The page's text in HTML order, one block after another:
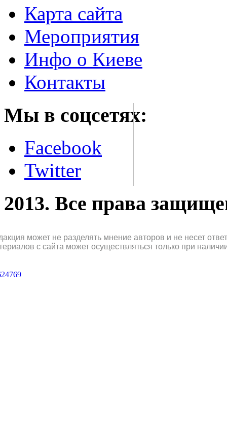
Карта сайта
Мероприятия
Инфо о Киеве
Контакты
Мы в соцсетях:
Facebook
Twitter
2013. Все права
может не разделять мнение авторов и не несет
с сайта может осуществляться только при